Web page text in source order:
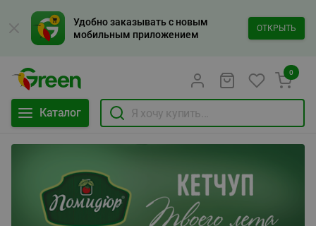
Удобно заказывать с новым
мобильным приложением
ОТКРЫТЬ
Каталог
0